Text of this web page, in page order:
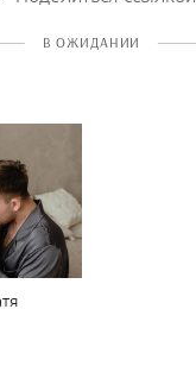
В ОЖИДАНИИ